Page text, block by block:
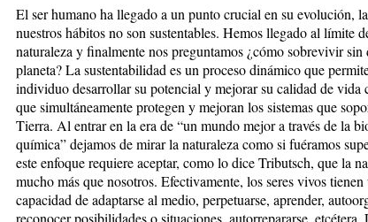
El ser humano ha llegado a un punto crucial en su evolución,
nuestros hábitos no son sustentables. Hemos llegado al límite
naturaleza y finalmente nos preguntamos ¿cómo sobrevivir sin
planeta? La sustentabilidad es un proceso dinámico que
individuo desarrollar su potencial y mejorar su calidad de vida
que simultáneamente protegen y mejoran los sistemas que
Tierra. Al entrar en la era de “un mundo mejor a través de la
química” dejamos de mirar la naturaleza como si fuéramos
este enfoque requiere aceptar, como lo dice Tributsch, que la
mucho más que nosotros. Efectivamente, los seres vivos
capacidad de adaptarse al medio, perpetuarse, aprender,
reconocer posibilidades o situaciones, autorrepararse, etcétera.